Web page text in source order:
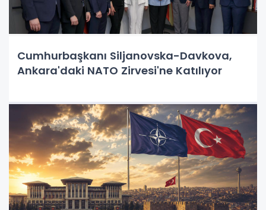
Cumhurbaşkanı Siljanovska-Davkova,
Ankara'daki NATO Zirvesi'ne Katılıyor